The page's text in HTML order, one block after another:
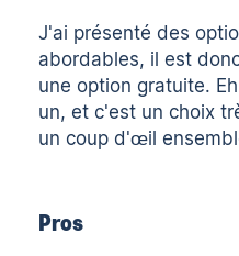
J'ai présenté des
abordables, il est
une option gratuite.
un, et c'est un choix
un coup d'œil
Pros